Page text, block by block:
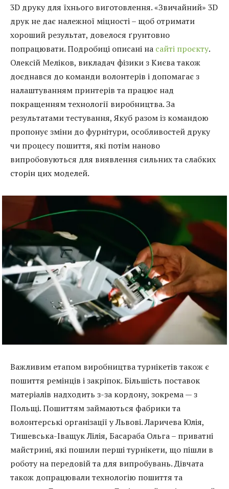
3D друку для їхнього виготовлення. «Звичайний» 3D
друк не дає належної міцності – щоб отримати
хороший результат, довелося ґрунтовно
попрацювати. Подробиці описані на сайті проєкту.
Олексій Меліков, викладач фізики з Києва також
доєднався до команди волонтерів і допомагає з
налаштуванням принтерів та працює над
покращенням технології виробництва. За
результатами тестування, Якуб разом із командою
пропонує зміни до фурнітури, особливостей друку
чи процесу пошиття, які потім наново
випробовуються для виявлення сильних та слабких
сторін цих моделей.
Важливим етапом виробництва турнікетів також є
пошиття ремінців і закріпок. Більшість поставок
матеріалів надходить з-за кордону, зокрема — з
Польщі. Пошиттям займаються фабрики та
волонтерські організації у Львові. Ларичева Юлія,
Тишевська-Іващук Лілія, Басараба Ольга – приватні
майстрині, які пошили перші турнікети, що пішли в
роботу на передовій та для випробувань. Дівчата
також допрацювали технологію пошиття та